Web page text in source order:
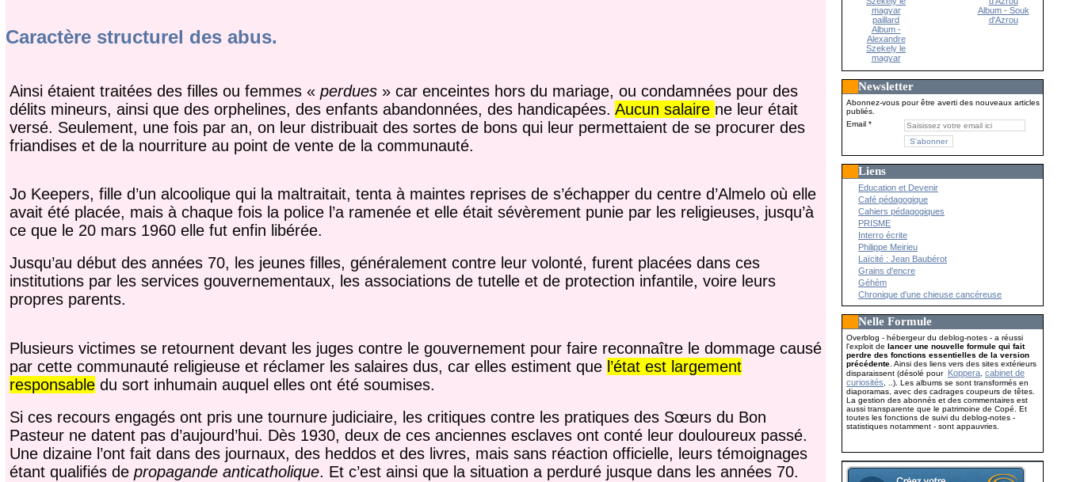
Caractère structurel des abus.
Ainsi étaient traitées des filles ou femmes « perdues» car enceintes hors du mariage, ou condamnées pour des
délits mineurs, ainsi que des orphelines, des enfants abandonnées, des handicapées. Aucun salaire ne leur était
versé. Seulement, une fois par an, on leur distribuait des sortes de bons qui leur permettaient de se procurer des
friandises et de la nourriture au point de vente de la communauté.
Jo Keepers, fille d’un alcoolique qui la maltraitait, tenta à maintes reprises de s’échapper du centre d’Almelo où elle
avait été placée, mais à chaque fois la police l’a ramenée et elle était sévèrement punie par les religieuses, jusqu’à
ce que le 20 mars 1960 elle fut enfin libérée.
Jusqu’au début des années 70, les jeunes filles, généralement contre leur volonté, furent placées dans ces
institutions par les services gouvernementaux, les associations de tutelle et de protection infantile, voire leurs
propres parents.
Plusieurs victimes se retournent devant les juges contre le gouvernement pour faire reconnaître le dommage causé
par cette communauté religieuse et réclamer les salaires dus, car elles estiment que l’état est largement
responsabledu sort inhumain auquel elles ont été soumises.
Si ces recours engagés ont pris une tournure judiciaire, les critiques contre les pratiques des Sœurs du Bon
Pasteur ne datent pas d’aujourd’hui. Dès 1930, deux de ces anciennes esclaves ont conté leur douloureux passé.
Une dizaine l’ont fait dans des journaux, des heddos et des livres, mais sans réaction officielle, leurs témoignages
étant qualifiés de propagande anticatholique. Et c’est ainsi que la situation a perduré jusque dans les années 70.
Album -
Alexandre
Szekely le
magyar
Album - Souk
d'Azrou
Newsletter
Abonnez-vous pour être averti des nouveaux articles
publiés.
Email
Liens
Education et Devenir
Café pédagogique
Cahiers pédagogiques
PRISME
Interro écrite
Philippe Meirieu
Laïcité : Jean Baubérot
Grains d'encre
Géhèm
Chronique d'une chieuse cancéreuse
Nelle Formule
Overblog - hébergeur du deblog-notes - a réussi
l'exploit delancer une nouvelle formule qui fait
perdre des fonctions essentielles de la version
précédente . Ainsi des liens vers des sites extérieurs
disparaissent (désolé pour Koppera ,cabinet de
curiosités , ..). Les albums se sont transformés en
diaporamas, avec des cadrages coupeurs de têtes.
La gestion des abonnés et des commentaires est
aussi transparente que le patrimoine de Copé. Et
toutes les fonctions de suivi du deblog-notes -
statistiques notamment - sont appauvries.